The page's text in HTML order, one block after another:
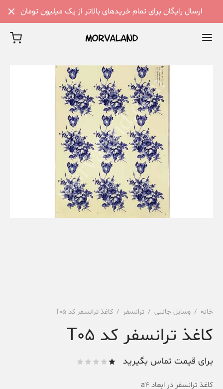
ارسال رایگان برای تمام خریدهای بالاتر از یک میلیون تومان
خانه / وسایل جانبی / ترانسفر / کاغذ ترانسفر کد T05
کاغذ ترانسفر کد T05
برای قیمت تماس بگیرید
کاغذ ترانسفر در ابعاد a4